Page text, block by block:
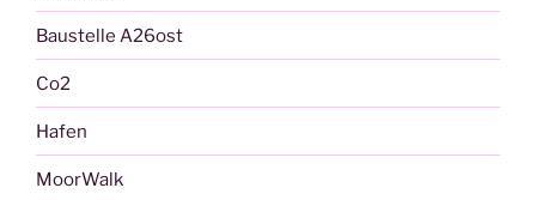
Baustelle A26ost
Co2
Hafen
MoorWalk